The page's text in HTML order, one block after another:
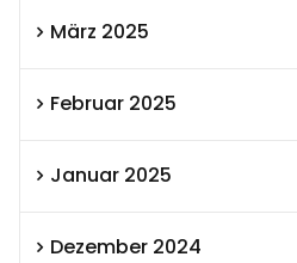
März 2025
Februar 2025
Januar 2025
Dezember 2024